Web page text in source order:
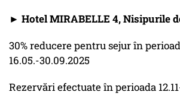
► Hotel MIRABELLE 4, Nisipurile
30% reducere pentru sejur în
16.05.-30.09.2025
Rezervări efectuate în perioada